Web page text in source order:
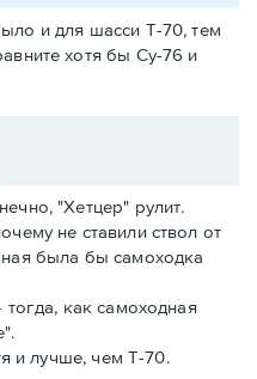
и для шасси Т-70, тем
хотя бы Су-76 и
"Хетцер" рулит.
не ставили ствол от
была бы самоходка
как самоходная
и лучше, чем Т-70.